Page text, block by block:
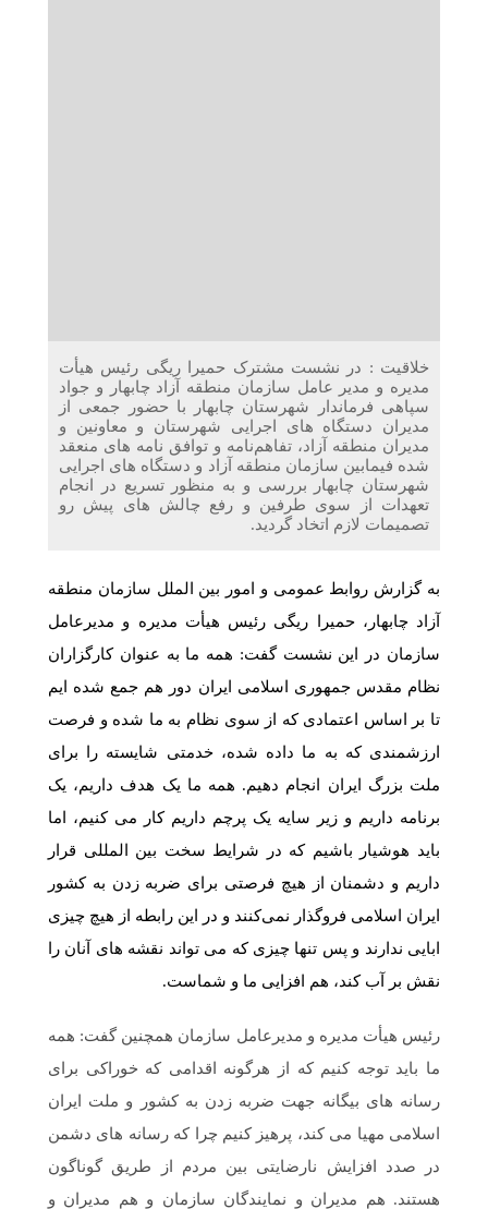
خلاقیت : در نشست مشترک حمیرا ریگی رئیس هیأت
مدیره و مدیر عامل سازمان منطقه آزاد چابهار و جواد
سپاهی فرماندار شهرستان چابهار با حضور جمعی از
مدیران دستگاه های اجرایی شهرستان و معاونین و
مدیران منطقه آزاد، تفاهم‌نامه‌ و توافق نامه های منعقد
شده فیمابین سازمان منطقه آزاد و دستگاه های اجرایی
شهرستان چابهار بررسی و به منظور تسریع در انجام
تعهدات از سوی طرفین و رفع چالش های پیش رو
تصمیمات لازم اتخاد گردید.
به گزارش روابط عمومی و امور بین الملل سازمان منطقه
آزاد چابهار، حمیرا ریگی رئیس هیأت مدیره و مدیرعامل
سازمان در این نشست گفت: همه ما به عنوان کارگزاران
نظام مقدس جمهوری اسلامی ایران دور هم جمع شده ایم
تا بر اساس اعتمادی که از سوی نظام به ما شده و فرصت
ارزشمندی که به ما داده شده، خدمتی شایسته را برای
ملت بزرگ ایران انجام دهیم. همه ما یک هدف داریم، یک
برنامه داریم و زیر سایه یک پرچم داریم کار می کنیم، اما
باید هوشیار باشیم که در شرایط سخت بین المللی قرار
داریم و دشمنان از هیچ فرصتی برای ضربه زدن به کشور
ایران اسلامی فروگذار نمی‌کنند و در این رابطه از هیچ چیزی
ابایی ندارند و پس تنها چیزی که می تواند نقشه های آنان را
نقش بر آب کند، هم افزایی ما و شماست.
رئیس هیأت مدیره و مدیرعامل سازمان همچنین گفت: همه
ما باید توجه کنیم که از هرگونه اقدامی که خوراکی برای
رسانه های بیگانه جهت ضربه زدن به کشور و ملت ایران
اسلامی مهیا می کند، پرهیز کنیم چرا که رسانه های دشمن
در صدد افزایش نارضایتی بین مردم از طریق گوناگون
هستند. هم مدیران و نمایندگان سازمان و هم مدیران و